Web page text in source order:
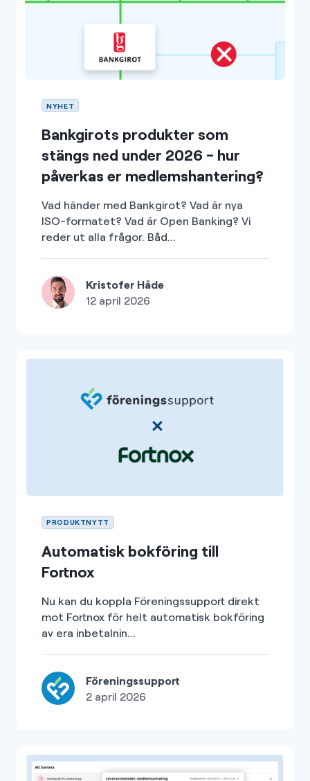
NYHET
Bankgirots produkter som
stängs ned under 2026 - hur
påverkas er medlemshantering?
Vad händer med Bankgirot? Vad är nya
ISO-formatet? Vad är Open Banking? Vi
reder ut alla frågor. Båd...
Kristofer Håde
12 april 2026
PRODUKTNYTT
Automatisk bokföring till
Fortnox
Nu kan du koppla Föreningssupport direkt
mot Fortnox för helt automatisk bokföring
av era inbetalnin...
Föreningssupport
2 april 2026